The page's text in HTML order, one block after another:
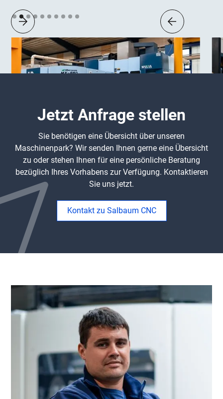
Slide 2 of 10.
Jetzt Anfrage stellen
Sie benötigen eine Übersicht über unseren
Maschinenpark? Wir senden Ihnen gerne eine Übersicht
zu oder stehen Ihnen für eine persönliche Beratung
bezüglich Ihres Vorhabens zur Verfügung. Kontaktieren
Sie uns jetzt.
Kontakt zu Salbaum CNC